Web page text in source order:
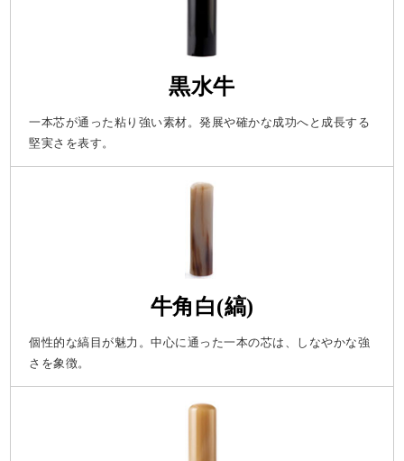
黒水牛
一本芯が通った粘り強い素材。発展や確かな成功へと成長する
堅実さを表す。
牛角白(縞)
個性的な縞目が魅力。中心に通った一本の芯は、しなやかな強
さを象徴。